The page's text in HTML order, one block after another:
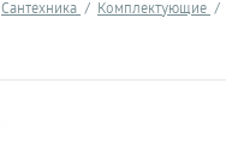
Сантехника Комплектующие